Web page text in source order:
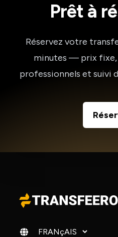
Prêt à
Réservez votre
minutes — prix fixe,
professionnels et suivi
Changer de langue